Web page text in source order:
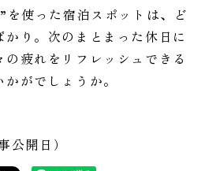
を使った宿泊スポットは、ど
り。次のまとまった休日に
疲れをリフレッシュできる
がでしょうか。
開日）